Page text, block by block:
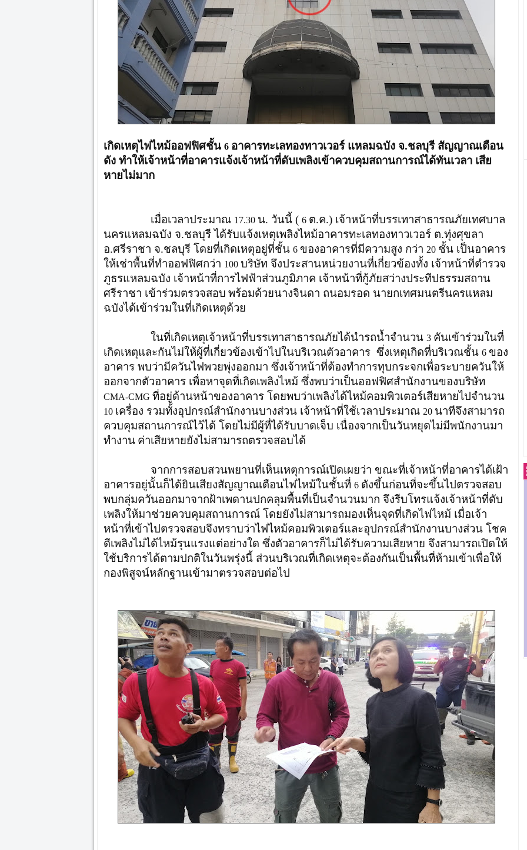
เกิดเหตุไฟไหม้ออฟฟิศชั้น 6 อาคารทะเลทองทาวเวอร์ แหลมฉบัง จ.ชลบุรี สัญญาณเตือน
ดัง ทำให้เจ้าหน้าที่อาคารแจ้งเจ้าหน้าที่ดับเพลิงเข้าควบคุมสถานการณ์ได้ทันเวลา เสีย
หายไม่มาก
เมื่อเวลาประมาณ 17.30 น. วันนี้ ( 6 ต.ค.) เจ้าหน้าที่บรรเทาสาธารณภัยเทศบาล
นครแหลมฉบัง จ.ชลบุรี ได้รับแจ้งเหตุเพลิงไหม้อาคารทะเลทองทาวเวอร์ ต.ทุ่งศุขลา
อ.ศรีราชา จ.ชลบุรี โดยที่เกิดเหตุอยู่ที่ชั้น 6 ของอาคารที่มีความสูง กว่า 20 ชั้น เป็นอาคาร
ให้เช่าพื้นที่ทำออฟฟิศกว่า 100 บริษัท จึงประสานหน่วยงานที่เกี่ยวข้องทั้ง เจ้าหน้าที่ตำรวจ
ภูธรแหลมฉบัง เจ้าหน้าที่การไฟฟ้าส่วนภูมิภาค เจ้าหน้าที่กู้ภัยสว่างประทีปธรรมสถาน
ศรีราชา เข้าร่วมตรวจสอบ พร้อมด้วยนางจินดา ถนอมรอด นายกเทศมนตรีนครแหลม
ฉบังได้เข้าร่วมในที่เกิดเหตุด้วย
ในที่เกิดเหตุเจ้าหน้าที่บรรเทาสาธารณภัยได้นำรถน้ำจำนวน 3 คันเข้าร่วมในที่
เกิดเหตุและกันไม่ให้ผู้ที่เกี่ยวข้องเข้าไปในบริเวณตัวอาคาร ซึ่งเหตุเกิดที่บริเวณชั้น 6 ของ
อาคาร พบว่ามีควันไฟพวยพุ่งออกมา ซึ่งเจ้าหน้าที่ต้องทำการทุบกระจกเพื่อระบายควันให้
ออกจากตัวอาคาร เพื่อหาจุดที่เกิดเพลิงไหม้ ซึ่งพบว่าเป็นออฟฟิศสำนักงานของบริษัท
CMA-CMG ที่อยู่ด้านหน้าของอาคาร โดยพบว่าเพลิงได้ไหม้คอมพิวเตอร์เสียหายไปจำนวน
10 เครื่อง รวมทั้งอุปกรณ์สำนักงานบางส่วน เจ้าหน้าที่ใช้เวลาประมาณ 20 นาทีจึงสามารถ
ควบคุมสถานการณ์ไว้ได้ โดยไม่มีผู้ที่ได้รับบาดเจ็บ เนื่องจากเป็นวันหยุดไม่มีพนักงานมา
ทำงาน ค่าเสียหายยังไม่สามารถตรวจสอบได้
จากการสอบสวนพยานที่เห็นเหตุการณ์เปิดเผยว่า ขณะที่เจ้าหน้าที่อาคารได้เฝ้า
อาคารอยู่นั้นก็ได้ยินเสียงสัญญาณเตือนไฟไหม้ในชั้นที่ 6 ดังขึ้นก่อนที่จะขึ้นไปตรวจสอบ
พบกลุ่มควันออกมาจากฝ้าเพดานปกคลุมพื้นที่เป็นจำนวนมาก จึงรีบโทรแจ้งเจ้าหน้าที่ดับ
เพลิงให้มาช่วยควบคุมสถานการณ์ โดยยังไม่สามารถมองเห็นจุดที่เกิดไฟไหม้ เมื่อเจ้า
หน้าที่เข้าไปตรวจสอบจึงทราบว่าไฟไหม้คอมพิวเตอร์และอุปกรณ์สำนักงานบางส่วน โชค
ดีเพลิงไม่ได้ไหม้รุนแรงแต่อย่างใด ซึ่งตัวอาคารก็ไม่ได้รับความเสียหาย จึงสามารถเปิดให้
ใช้บริการได้ตามปกติในวันพรุ่งนี้ ส่วนบริเวณที่เกิดเหตุจะต้องกันเป็นพื้นที่ห้ามเข้าเพื่อให้
กองพิสูจน์หลักฐานเข้ามาตรวจสอบต่อไป